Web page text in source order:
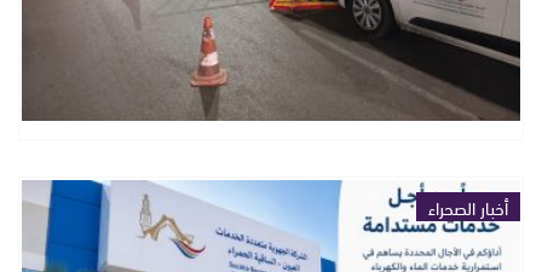
أخبار الصحراء